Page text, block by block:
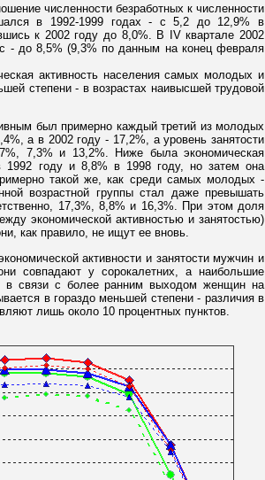
численности безработных к численности
в 1992-1999 годах - с 5,2 до 12,9% в
к 2002 году до 8,0%. В IV квартале 2002
- до 8,5% (9,3% по данным на конец февраля
активность населения самых молодых и
степени - в возрастах наивысшей трудовой
был примерно каждый третий из молодых
а в 2002 году - 17,2%, а уровень занятости
7,3% и 13,2%. Ниже была экономическая
1992 году и 8,8% в 1998 году, но затем она
такой же, как среди самых молодых -
возрастной группы стал даже превышать
17,3%, 8,8% и 16,3%. При этом доля
экономической активностью и занятостью)
как правило, не ищут ее вновь.
активности и занятости мужчин и
совпадают у сорокалетних, а наибольшие
в связи с более ранним выходом женщин на
в гораздо меньшей степени - различия в
лишь около 10 процентных пунктов.